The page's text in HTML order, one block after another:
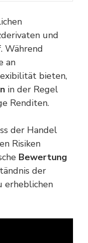
und
Während
an
bieten,
in der Regel
Renditen.
der Handel
Risiken
Bewertung
der
erheblichen